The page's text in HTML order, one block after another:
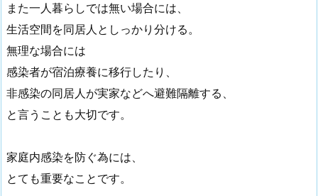
また一人暮らしでは無い場合には、
生活空間を同居人としっかり分ける。
無理な場合には
感染者が宿泊療養に移行したり、
非感染の同居人が実家などへ避難隔離する、
と言うことも大切です。
家庭内感染を防ぐ為には、
とても重要なことです。